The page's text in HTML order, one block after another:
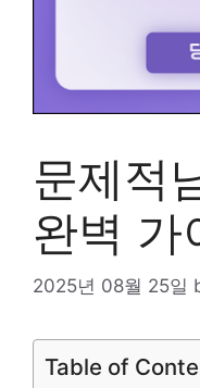
문제적
완벽 가
2025년 08월 25일
Table of